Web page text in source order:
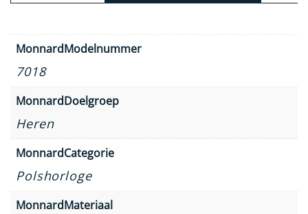
MonnardModelnummer
7018
MonnardDoelgroep
Heren
MonnardCategorie
Polshorloge
MonnardMateriaal